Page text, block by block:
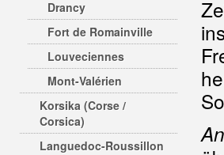
Drancy
Fort de Romainville
Louveciennes
Mont-Valérien
Korsika (Corse /
Corsica)
Languedoc-Roussillon